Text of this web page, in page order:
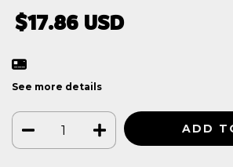
$17.86 USD
See more details